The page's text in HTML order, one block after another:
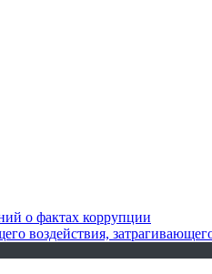
о фактах коррупции
воздействия,